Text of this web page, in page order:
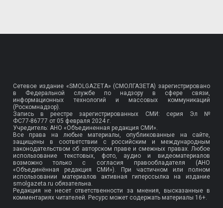
Сетевое издание «SMOLGAZETA» (СМОЛГАЗЕТА) зарегистрировано
в Федеральной службе по надзору в сфере связи,
информационных технологий и массовых коммуникаций
(Роскомнадзор).
Запись в реестре зарегистрированных СМИ: серия Эл №
ФС77-86777 от 05 февраля 2024 г.
Учредитель: АНО «Объединенная редакция СМИ».
Все права на любые материалы, опубликованные на сайте,
защищены в соответствии с российским и международным
законодательством об авторском праве и смежных правах. Любое
использование текстовых, фото, аудио и видеоматериалов
возможно только с согласия правообладателя (АНО
«Объединённая редакция СМИ»). При частичном или полном
использовании материалов активная гиперссылка на издание
smolgazeta.ru обязательна.
Редакция не несет ответственности за мнения, высказанные в
комментариях читателей. Ресурс может содержать материалы 16+.